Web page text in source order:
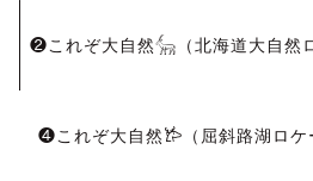
投
稿
ナ
❷これぞ大自然𓃲（北海道大自然
❹これぞ大自然𐂂（屈斜路湖ロケ